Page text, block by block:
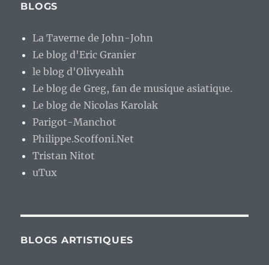
BLOGS
La Taverne de John-John
Le blog d'Eric Granier
le blog d'Olivyeahh
Le blog de Greg, fan de musique asiatique.
Le blog de Nicolas Karolak
Parigot-Manchot
Philippe.Scoffoni.Net
Tristan Nitot
uTux
BLOGS ARTISTIQUES